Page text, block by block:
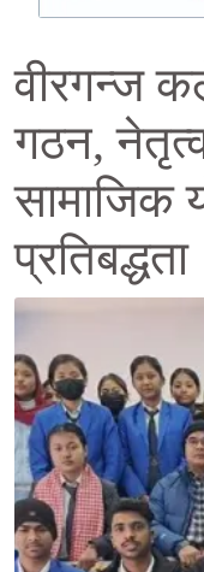
वीरगन्ज
गठन,
सामाजिक
प्रतिबद्धता